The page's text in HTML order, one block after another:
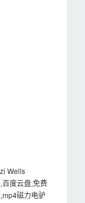
Wells
度云盘,免费
磁力电驴